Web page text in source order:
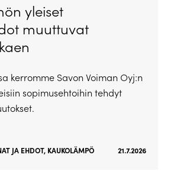
yleiset
muuttuvat
kerromme Savon Voiman Oyj:n
sopimusehtoihin tehdyt
JA EHDOT, KAUKOLÄMPÖ 21.7.2026